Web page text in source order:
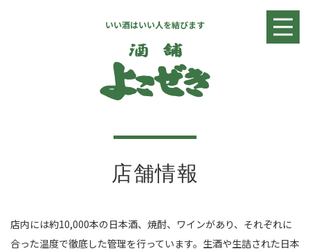
いい酒はいい人を結びます
店舗情報
店内には約10,000本の日本酒、焼酎、ワインがあり、それぞれに
合った温度で徹底した管理を行っています。生酒や生詰された日本
日本酒リスト焼酎・リキュールリストワインリスト 店舗情報